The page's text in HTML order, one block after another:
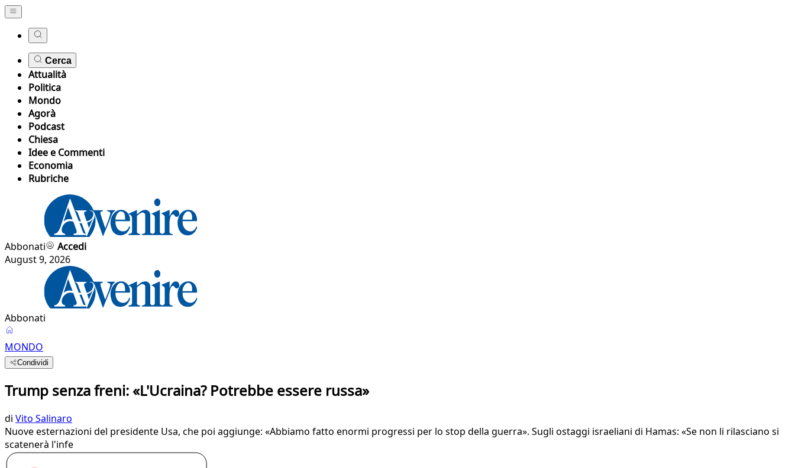
Cerca
Attualità
Politica
Mondo
Agorà
Podcast
Chiesa
Idee e Commenti
Economia
Rubriche
Abbonati
Accedi
August 9, 2026
Abbonati
MONDO
Condividi
Trump senza freni: «L'Ucraina? Potrebbe essere russa»
di Vito Salinaro
Nuove esternazioni del presidente Usa, che poi aggiunge: «Abbiamo fatto enormi progressi per lo stop della guerra». Sugli ostaggi israeliani di Hamas: «Se non li rilasciano si
scatenerà l'infe